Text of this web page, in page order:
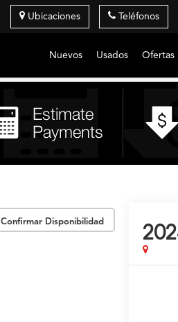
Ubicaciones Teléfonos
Nuevos Usados Ofertas
Confirmar Disponibilidad